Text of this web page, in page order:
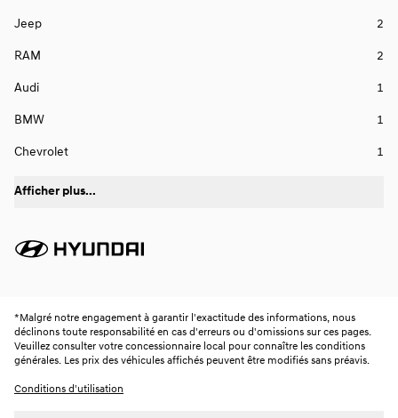
Jeep 2
RAM 2
Audi 1
BMW 1
Chevrolet 1
Afficher plus...
* Malgré notre engagement à garantir l'exactitude des informations, nous
déclinons toute responsabilité en cas d'erreurs ou d'omissions sur ces pages.
Veuillez consulter votre concessionnaire local pour connaître les conditions
générales. Les prix des véhicules affichés peuvent être modifiés sans préavis.
Conditions d'utilisation